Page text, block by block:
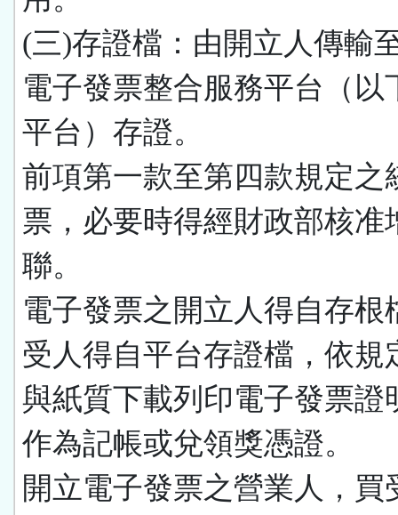
(三)存證檔：由開立人傳輸
電子發票整合服務平台（以
平台）存證。
前項第一款至第四款規定之
票，必要時得經財政部核准
聯。
電子發票之開立人得自存根
受人得自平台存證檔，依規
與紙質下載列印電子發票證
作為記帳或兌領獎憑證。
開立電子發票之營業人，買